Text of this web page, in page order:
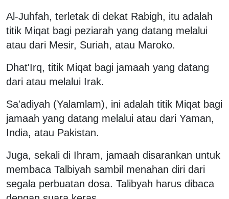
Al-Juhfah, terletak di dekat Rabigh, itu adalah
titik Miqat bagi peziarah yang datang melalui
atau dari Mesir, Suriah, atau Maroko.
Dhat'Irq, titik Miqat bagi jamaah yang datang
dari atau melalui Irak.
Sa'adiyah (Yalamlam), ini adalah titik Miqat bagi
jamaah yang datang melalui atau dari Yaman,
India, atau Pakistan.
Juga, sekali di Ihram, jamaah disarankan untuk
membaca Talbiyah sambil menahan diri dari
segala perbuatan dosa. Talibyah harus dibaca